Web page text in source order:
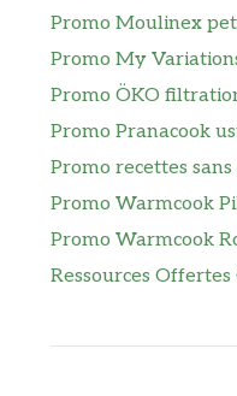
Promo Moulinex
Promo My
Promo ÖKO
Promo Pranacook
Promo recettes
Promo Warmcook
Promo Warmcook
Ressources